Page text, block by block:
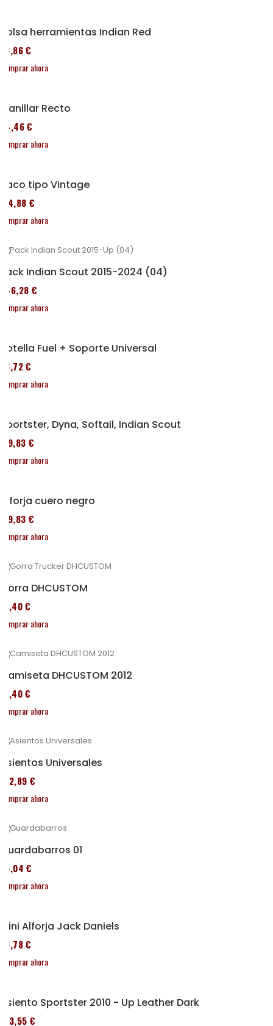
Bolsa herramientas Indian Red
76,86 €
Comprar ahora
Manillar Recto
64,46 €
Comprar ahora
Taco tipo Vintage
114,88 €
Comprar ahora
Pack Indian Scout 2015-2024 (04)
246,28 €
Comprar ahora
Botella Fuel + Soporte Universal
53,72 €
Comprar ahora
Sportster, Dyna, Softail, Indian Scout
119,83 €
Comprar ahora
Alforja cuero negro
119,83 €
Comprar ahora
Gorra DHCUSTOM
12,40 €
Comprar ahora
Camiseta DHCUSTOM 2012
12,40 €
Comprar ahora
Asientos Universales
152,89 €
Comprar ahora
Guardabarros 01
95,04 €
Comprar ahora
Mini Alforja Jack Daniels
86,78 €
Comprar ahora
Asiento Sportster 2010 - Up Leather Dark
173,55 €